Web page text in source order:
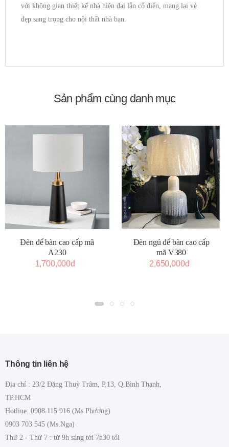
với không gian thiết kế nhà hiện đại lẫn cổ điển, mang lại vẻ
đẹp sang trọng cho nội thất nhà bạn.
Sản phẩm cùng danh mục
Đèn để bàn cao cấp mã
A230
1,700,000đ
Đèn ngủ để bàn cao cấp
mã V380
2,650,000đ
Thông tin liên hệ
Địa chỉ : 23/2 Đặng Thuỳ Trâm, P.13, Q.Bình Thạnh,
TP.HCM
Hotline: 0908 115 916 (Ms.Phương)
0903 703 545 (Ms.Nga)
Thứ 2 - Thứ 7 : từ 9h sáng tới 7h30 tối